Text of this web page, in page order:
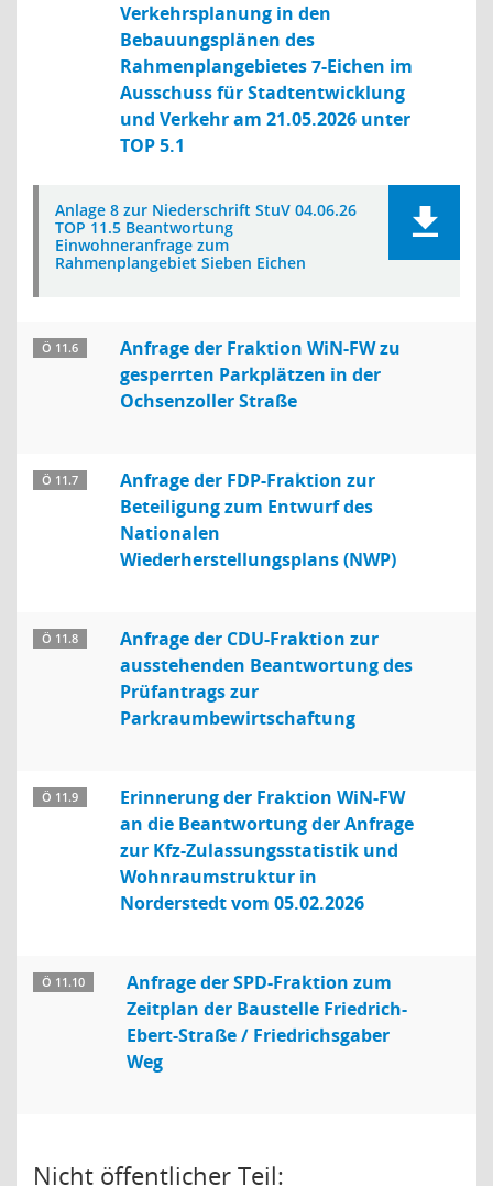
Verkehrsplanung in den
Bebauungsplänen des
Rahmenplangebietes 7-Eichen im
Ausschuss für Stadtentwicklung
und Verkehr am 21.05.2026 unter
TOP 5.1
Anlage 8 zur Niederschrift StuV 04.06.26
TOP 11.5 Beantwortung
Einwohneranfrage zum
Rahmenplangebiet Sieben Eichen
Ö 11.6
Anfrage der Fraktion WiN-FW zu
gesperrten Parkplätzen in der
Ochsenzoller Straße
Ö 11.7
Anfrage der FDP-Fraktion zur
Beteiligung zum Entwurf des
Nationalen
Wiederherstellungsplans (NWP)
Ö 11.8
Anfrage der CDU-Fraktion zur
ausstehenden Beantwortung des
Prüfantrags zur
Parkraumbewirtschaftung
Ö 11.9
Erinnerung der Fraktion WiN-FW
an die Beantwortung der Anfrage
zur Kfz-Zulassungsstatistik und
Wohnraumstruktur in
Norderstedt vom 05.02.2026
Ö 11.10
Anfrage der SPD-Fraktion zum
Zeitplan der Baustelle Friedrich-
Ebert-Straße / Friedrichsgaber
Weg
Nicht öffentlicher Teil: